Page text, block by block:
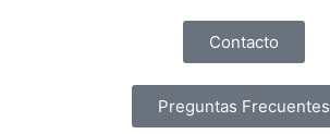
Contacto
Preguntas Frecuentes